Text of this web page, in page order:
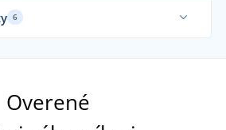
6
Overené